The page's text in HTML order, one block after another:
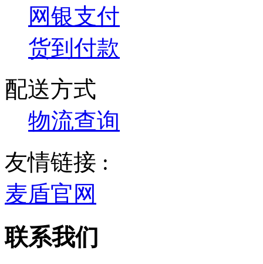
网银支付
货到付款
配送方式
物流查询
友情链接 :
麦盾官网
联系我们